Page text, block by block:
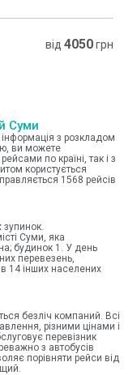
від 4050грн
Суми
інформація з розкладом
ви можете
по країні, так і з
користується
1568 рейсів
Суми, яка
будинок 1. У день
перевезень,
14 інших населених
безліч компаний. Всі
різними цінами і
перевізник
з автобусів
порівняти рейси від